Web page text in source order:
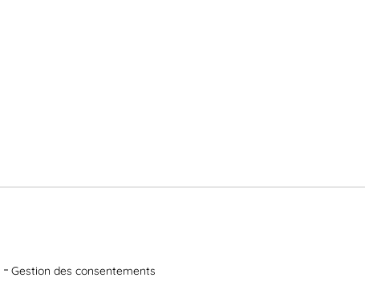
Gestion des consentements